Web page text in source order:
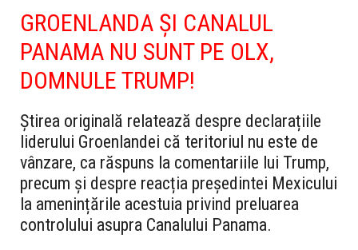
GROENLANDA ȘI CANALUL
PANAMA NU SUNT PE OLX,
DOMNULE TRUMP!
Știrea originală relatează despre declarațiile
liderului Groenlandei că teritoriul nu este de
vânzare, ca răspuns la comentariile lui Trump,
precum și despre reacția președintei Mexicului
la amenințările acestuia privind preluarea
controlului asupra Canalului Panama.